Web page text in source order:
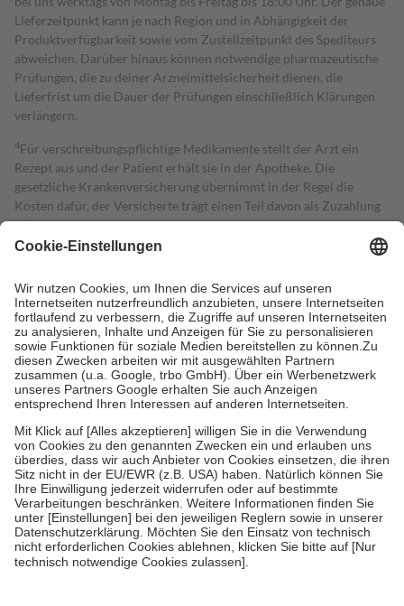
Lieferzeitpunkt kann je nach Region und in Abhängigkeit der
Produktverfügbarkeit sowie vom Zustellzeitpunkt des Spediteurs
abweichen. Darüber hinaus können notwendige pharmazeutische
Prüfungen, die zu deiner Arzneimittelsicherheit dienen, die
Lieferfrist um die Dauer der Prüfungen einschließlich Klärungen
verlängern.
4Für verschreibungspflichtige Medikamente stellt der Arzt ein
Rezept aus und der Patient erhält sie in der Apotheke. Die
gesetzliche Krankenversicherung übernimmt in der Regel die
Kosten dafür, der Versicherte trägt einen Teil davon als Zuzahlung
mit.
Grundsätzlich leisten Mitglieder Zuzahlungen in Höhe von zehn
höchstens zehn Euro.
Es sind jedoch nie mehr als die tatsächlichen
Kosten der Leistung zu entrichten.
Diese Regeln gelten grundsätzlich auch für Online-Apotheken.
Bei Heilmitteln und häuslicher Krankenpflege beträgt die
Zuzahlung zehn Prozent der Kosten sowie zehn Euro je
Verordnung.
Um das Engagement der Versicherten für ihre eigene Gesundheit zu
stärken und die besondere Stellung der Familie zu unterstützen,
fallenkeine Zuzahlungenan bei:
• Kindern und Jugendlichen bis zum vollendeten 18. Lebensjahr
mit Ausnahme der Fahrkosten
• Untersuchungen zur Vorsorge und Früherkennung, die von der
GKV getragen werden
• empfohlenen Schutzimpfungen
• Harn- und Blutteststreifen